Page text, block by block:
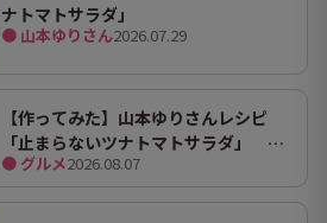
ナトマトサラダ」
● 山本ゆりさん2026.07.29
【作ってみた】山本ゆりさんレシピ
「止まらないツナトマトサラダ」 ホ
ンマにうますぎて止まらん
● グルメ2026.08.07